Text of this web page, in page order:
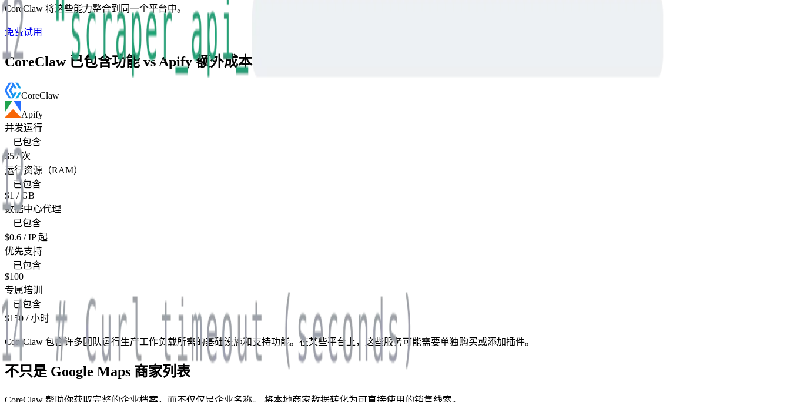
CoreClaw 将这些能力整合到同一个平台中。
免费试用
CoreClaw 已包含功能 vs Apify 额外成本
CoreClaw
Apify
并发运行
已包含
$5/ 次
运行资源（RAM）
已包含
$1 / GB
数据中心代理
已包含
$0.6 / IP 起
优先支持
已包含
$100
专属培训
已包含
$150 / 小时
CoreClaw 包含许多团队运行生产工作负载所需的基础设施和支持功能。在某些平台上，这些服务可能需要单独购买或添加插件。
不只是 Google Maps 商家列表
CoreClaw 帮助你获取完整的企业档案，而不仅仅是企业名称。 将本地商家数据转化为可直接使用的销售线索。